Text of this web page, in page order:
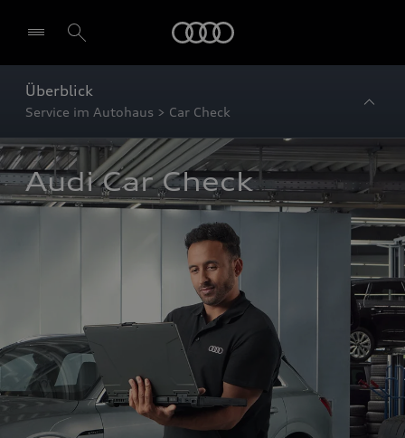
Überblick
Service im Autohaus > Car Check
Audi Car Check